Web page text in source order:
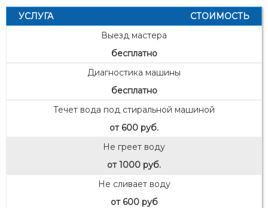
УСЛУГА
СТОИМОСТЬ
Выезд мастера
бесплатно
Диагностика машины
бесплатно
Течет вода под стиральной машиной
от 600 руб.
Не греет воду
от 1000 руб.
Не сливает воду
от 600 руб